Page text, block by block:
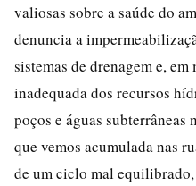
valiosas sobre a saúde do
denuncia a
sistemas de drenagem e, em
inadequada dos recursos
poços e águas subterrâneas
que vemos acumulada nas
de um ciclo mal